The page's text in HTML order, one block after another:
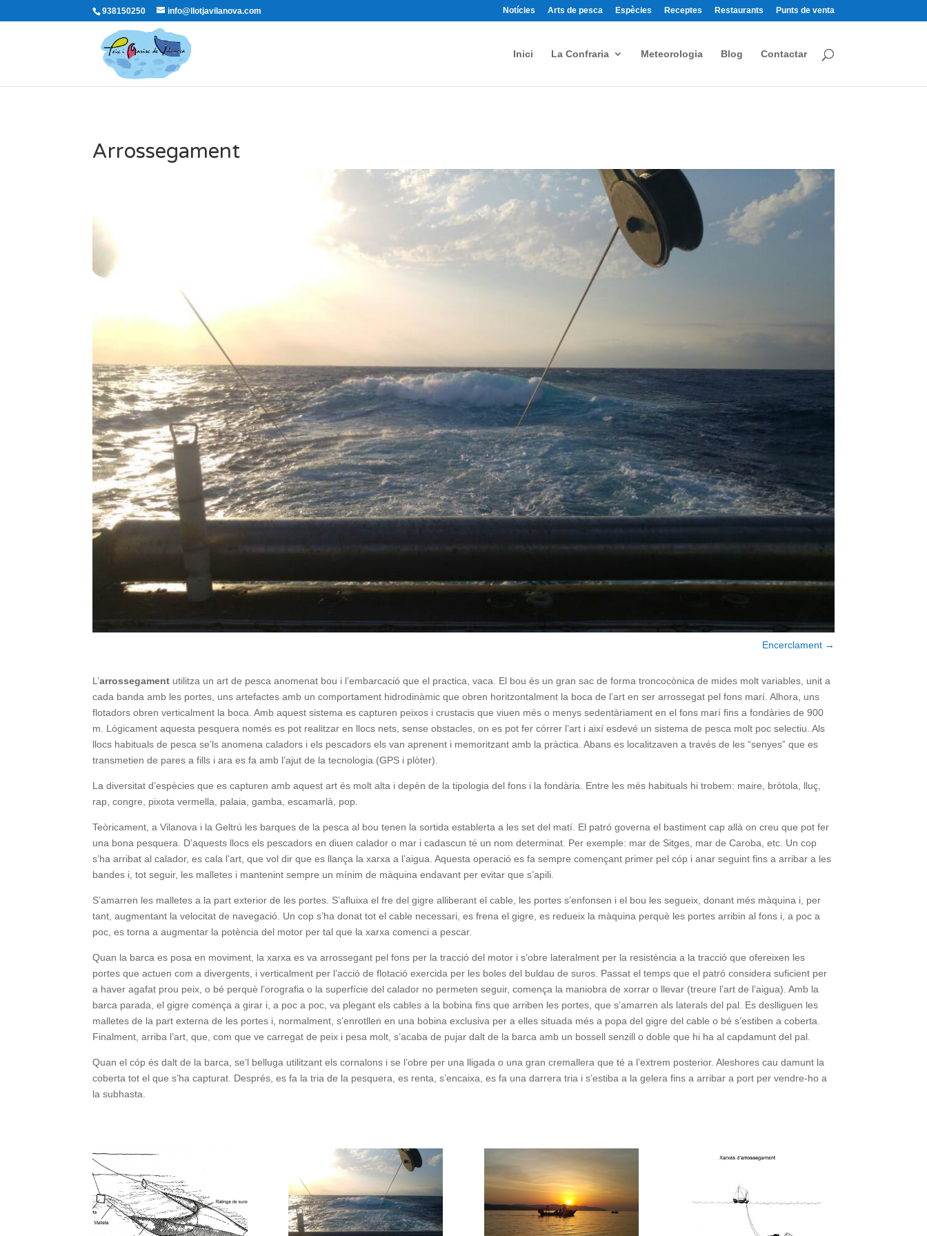
938150250 info@llotjavilanova.com Notícies Arts de pesca Espècies Receptes Restaurants Punts de venta
Inici La Confraria Meteorologia Blog Contactar
Arrossegament
Encerclament→
L’arrossegament utilitza un art de pesca anomenat bou i l’embarcació que el practica, vaca. El bou és un gran sac de forma troncocònica de mides molt variables, unit a
cada banda amb les portes, uns artefactes amb un comportament hidrodinàmic que obren horitzontalment la boca de l’art en ser arrossegat pel fons marí. Alhora, uns
flotadors obren verticalment la boca. Amb aquest sistema es capturen peixos i crustacis que viuen més o menys sedentàriament en el fons marí fins a fondàries de 900
m. Lògicament aquesta pesquera només es pot realitzar en llocs nets, sense obstacles, on es pot fer córrer l’art i així esdevé un sistema de pesca molt poc selectiu. Als
llocs habituals de pesca se’ls anomena caladors i els pescadors els van aprenent i memoritzant amb la pràctica. Abans es localitzaven a través de les “senyes” que es
transmetien de pares a fills i ara es fa amb l’ajut de la tecnologia (GPS i plòter).
La diversitat d’espècies que es capturen amb aquest art és molt alta i depèn de la tipologia del fons i la fondària. Entre les més habituals hi trobem: maire, bròtola, lluç,
rap, congre, pixota vermella, palaia, gamba, escamarlà, pop.
Teòricament, a Vilanova i la Geltrú les barques de la pesca al bou tenen la sortida establerta a les set del matí. El patró governa el bastiment cap allà on creu que pot fer
una bona pesquera. D’aquests llocs els pescadors en diuen calador o mar i cadascun té un nom determinat. Per exemple: mar de Sitges, mar de Caroba, etc. Un cop
s’ha arribat al calador, es cala l’art, que vol dir que es llança la xarxa a l’aigua. Aquesta operació es fa sempre començant primer pel cóp i anar seguint fins a arribar a les
bandes i, tot seguir, les malletes i mantenint sempre un mínim de màquina endavant per evitar que s’apili.
S’amarren les malletes a la part exterior de les portes. S’afluixa el fre del gigre alliberant el cable, les portes s’enfonsen i el bou les segueix, donant més màquina i, per
tant, augmentant la velocitat de navegació. Un cop s’ha donat tot el cable necessari, es frena el gigre, es redueix la màquina perquè les portes arribin al fons i, a poc a
poc, es torna a augmentar la potència del motor per tal que la xarxa comenci a pescar.
Quan la barca es posa en moviment, la xarxa es va arrossegant pel fons per la tracció del motor i s’obre lateralment per la resistència a la tracció que ofereixen les
portes que actuen com a divergents, i verticalment per l’acció de flotació exercida per les boles del buldau de suros. Passat el temps que el patró considera suficient per
a haver agafat prou peix, o bé perquè l’orografia o la superfície del calador no permeten seguir, comença la maniobra de xorrar o llevar (treure l’art de l’aigua). Amb la
barca parada, el gigre comença a girar i, a poc a poc, va plegant els cables a la bobina fins que arriben les portes, que s’amarren als laterals del pal. Es deslliguen les
malletes de la part externa de les portes i, normalment, s’enrotllen en una bobina exclusiva per a elles situada més a popa del gigre del cable o bé s’estiben a coberta.
Finalment, arriba l’art, que, com que ve carregat de peix i pesa molt, s’acaba de pujar dalt de la barca amb un bossell senzill o doble que hi ha al capdamunt del pal.
Quan el cóp és dalt de la barca, se’l belluga utilitzant els cornalons i se l’obre per una lligada o una gran cremallera que té a l’extrem posterior. Aleshores cau damunt la
coberta tot el que s’ha capturat. Després, es fa la tria de la pesquera, es renta, s’encaixa, es fa una darrera tria i s’estiba a la gelera fins a arribar a port per vendre-ho a
la subhasta.